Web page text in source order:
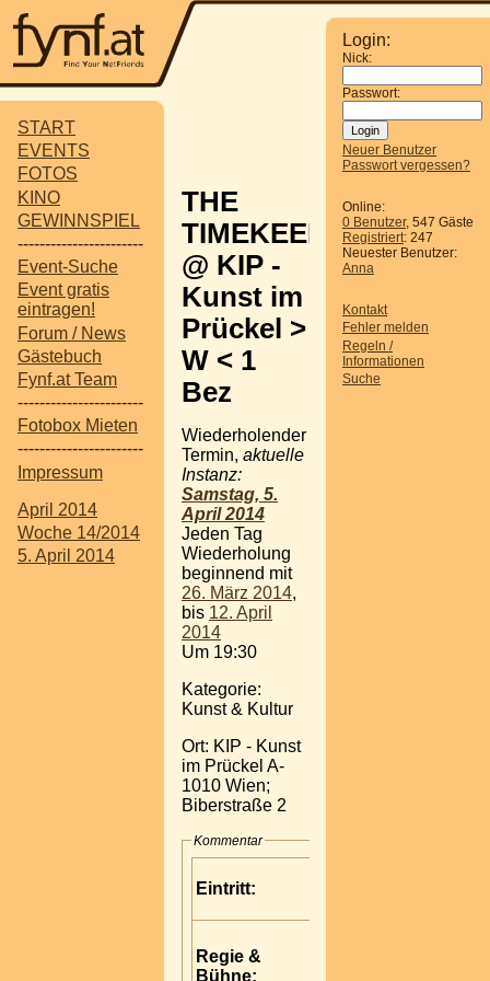
START
EVENTS
FOTOS
KINO
GEWINNSPIEL
-----------------------
Event-Suche
Event gratis
eintragen!
Forum / News
Gästebuch
Fynf.at Team
-----------------------
Fotobox Mieten
-----------------------
Impressum
April 2014
Woche 14/2014
5. April 2014
Login:
Nick:
Passwort:
Neuer Benutzer
Passwort vergessen?
Online:
0 Benutzer, 547 Gäste
Registriert: 247
Neuester Benutzer:
Anna
Kontakt
Fehler melden
Regeln /
Informationen
Suche
THE
TIMEKEEPERS
@ KIP -
Kunst im
Prückel >
W < 1
Bez
Wiederholender
Termin, aktuelle
Instanz:
Samstag, 5.
April 2014
Jeden Tag
Wiederholung
beginnend mit
26. März 2014,
bis 12. April
2014
Um 19:30
Kategorie:
Kunst & Kultur
Ort: KIP - Kunst
im Prückel A-
1010 Wien;
Biberstraße 2
Kommentar
Eintritt:
Regie &
Bühne: